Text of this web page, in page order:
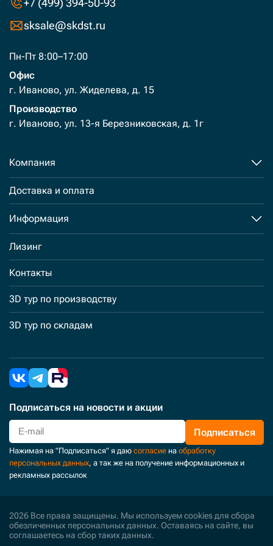
+7 (499) 394-50-93
sksale@skdst.ru
Пн-Пт 8:00–17:00
Офис
г. Иваново, ул. Жиделева, д. 15
Производство
г. Иваново, ул. 13-я Березниковская, д. 1г
Компания
Доставка и оплата
Информация
Лизинг
Контакты
3D тур по производству
3D тур по складам
Подписаться на новости и акции
Подписаться
Нажимая на "Подписаться" я даю согласие на обработку
персональных данных, а так же на получение информационных и
рекламных рассылок
2026 Все права защищены. Мы используем cookies для сбора
обезличенных персональных данных. Оставаясь на сайте, вы
соглашаетесь на сбор таких данных.